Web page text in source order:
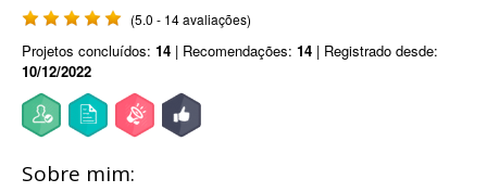
(5.0 - 14 avaliações)
Projetos concluídos: 14 | Recomendações: 14 | Registrado desde:
10/12/2022
Sobre mim: